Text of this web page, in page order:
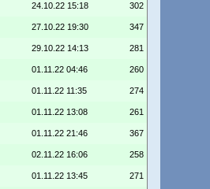
24.10.22 15:18 302
27.10.22 19:30 347
29.10.22 14:13 281
01.11.22 04:46 260
01.11.22 11:35 274
01.11.22 13:08 261
01.11.22 21:46 367
02.11.22 16:06 258
01.11.22 13:45 271